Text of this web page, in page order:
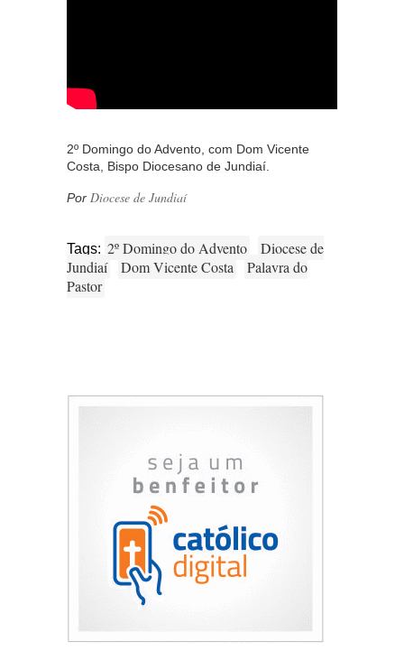
2º Domingo do Advento, com Dom Vicente
Costa, Bispo Diocesano de Jundiaí.
Por Diocese de Jundiaí
Tags: 2º Domingo do Advento
Diocese de
Jundiaí
Dom Vicente Costa
Palavra do
Pastor